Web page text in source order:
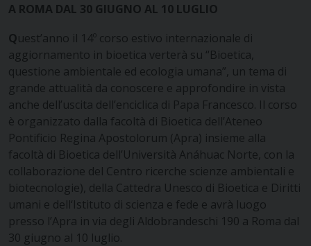
A ROMA DAL 30 GIUGNO AL 10 LUGLIO
Quest’anno il 14º corso estivo internazionale di
aggiornamento in bioetica verterà su “Bioetica,
questione ambientale ed ecologia umana”, un tema di
grande attualità da conoscere e approfondire in vista
anche dell’uscita dell’enciclica di Papa Francesco. Il corso
è organizzato dalla facoltà di Bioetica dell’Ateneo
Pontificio Regina Apostolorum (Apra) insieme alla
facoltà di Bioetica dell’Università Anáhuac Norte, con la
collaborazione del Centro ricerche scienze ambientali e
biotecnologie), della Cattedra Unesco di Bioetica e Diritti
umani e dell‘Istituto di scienza e fede e avrà luogo
presso l’Apra in via degli Aldobrandeschi 190 a Roma dal
30 giugno al 10 luglio.